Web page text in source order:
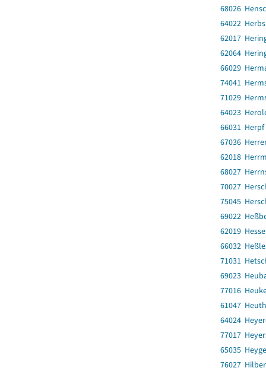
68026
64022
62017
62064
66029
74041
71029
64023
66031 Herpf
67036
62018
68027
70027
75045
69022
62019
66032
71031
69023
77016
61047
64024
77017
65035
76027